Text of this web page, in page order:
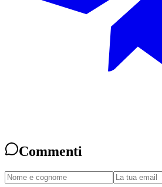
Commenti